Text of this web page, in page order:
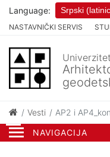
NAVIGACIJA
NASTAVNIČKI SERVIS
Language: Srpski
Vesti AP2 i